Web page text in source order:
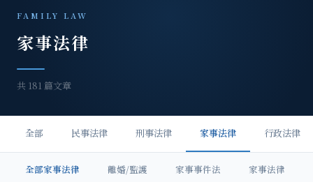
FAMILY LAW
家事法律
共 181 篇文章
全部 民事法律 刑事法律 家事法律 行政法律
全部家事法律 離婚/監護 家事事件法 家事法律